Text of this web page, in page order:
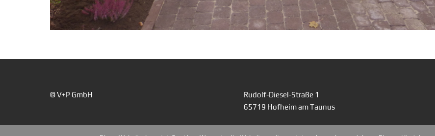
© V+P GmbH
Rudolf-Diesel-Straße 1
65719 Hofheim am Taunus